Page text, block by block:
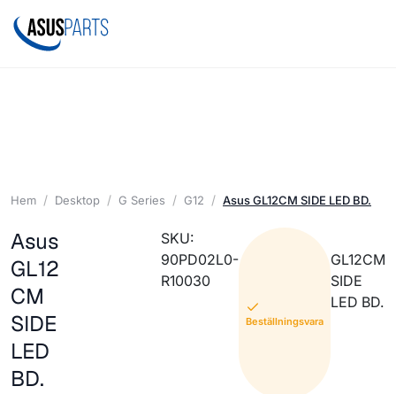
Hem Desktop G Series G12 Asus GL12CM SIDE LED BD.
Asus
GL12
CM
SIDE
LED
BD.
SKU:
90PD02L0-
R10030
Beställningsvara
GL12CM
SIDE
LED BD.